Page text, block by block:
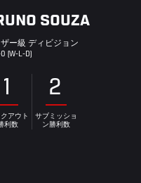
SOUZA
ー級 ディビジョン
(W-L-D)
1
アウト
利数
2
サブミッショ
ン勝利数